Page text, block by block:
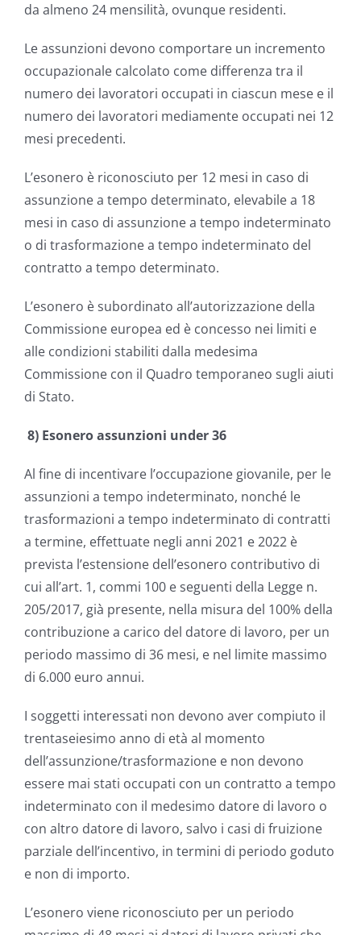
da almeno 24 mensilità, ovunque residenti.
Le assunzioni devono comportare un incremento
occupazionale calcolato come differenza tra il
numero dei lavoratori occupati in ciascun mese e il
numero dei lavoratori mediamente occupati nei 12
mesi precedenti.
L’esonero è riconosciuto per 12 mesi in caso di
assunzione a tempo determinato, elevabile a 18
mesi in caso di assunzione a tempo indeterminato
o di trasformazione a tempo indeterminato del
contratto a tempo determinato.
L’esonero è subordinato all’autorizzazione della
Commissione europea ed è concesso nei limiti e
alle condizioni stabiliti dalla medesima
Commissione con il Quadro temporaneo sugli aiuti
di Stato.
8) Esonero assunzioni under 36
Al fine di incentivare l’occupazione giovanile, per le
assunzioni a tempo indeterminato, nonché le
trasformazioni a tempo indeterminato di contratti
a termine, effettuate negli anni 2021 e 2022 è
prevista l’estensione dell’esonero contributivo di
cui all’art. 1, commi 100 e seguenti della Legge n.
205/2017, già presente, nella misura del 100% della
contribuzione a carico del datore di lavoro, per un
periodo massimo di 36 mesi, e nel limite massimo
di 6.000 euro annui.
I soggetti interessati non devono aver compiuto il
trentaseiesimo anno di età al momento
dell’assunzione/trasformazione e non devono
essere mai stati occupati con un contratto a tempo
indeterminato con il medesimo datore di lavoro o
con altro datore di lavoro, salvo i casi di fruizione
parziale dell’incentivo, in termini di periodo goduto
e non di importo.
L’esonero viene riconosciuto per un periodo